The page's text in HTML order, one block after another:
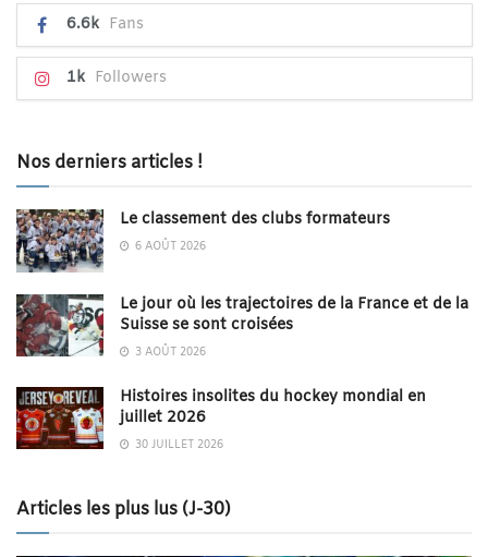
6.6k Fans
1k Followers
Nos derniers articles !
Le classement des clubs formateurs
6 AOÛT 2026
Le jour où les trajectoires de la France et de la
Suisse se sont croisées
3 AOÛT 2026
Histoires insolites du hockey mondial en
juillet 2026
30 JUILLET 2026
Articles les plus lus (J-30)